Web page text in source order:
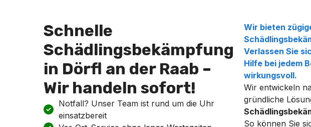
Schnelle
Schädlingsbekämpfung
in Dörfl an der Raab –
Wir handeln sofort!
Notfall? Unser Team ist rund um die Uhr
einsatzbereit
Wir bieten
Verlassen Sie
Hilfe bei jedem
wirkungsvoll.
Wir entwickeln
gründliche
So können Sie